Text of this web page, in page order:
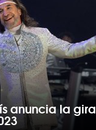
anuncia la gira